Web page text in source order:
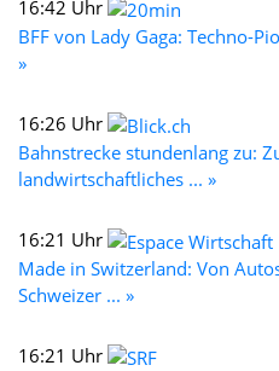
16:42 Uhr
BFF von Lady Gaga: Techno-
»
16:26 Uhr
Bahnstrecke stundenlang zu:
landwirtschaftliches ... »
16:21 Uhr
Made in Switzerland: Von
Schweizer ... »
16:21 Uhr